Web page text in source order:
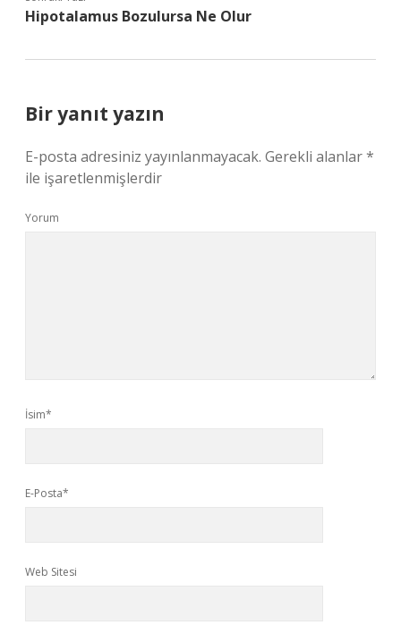
Hipotalamus Bozulursa Ne Olur
Bir yanıt yazın
E-posta adresiniz yayınlanmayacak. Gerekli alanlar*
ile işaretlenmişlerdir
Yorum
İsim*
E-Posta*
Web Sitesi